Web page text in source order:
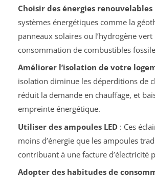
Choisir des énergies renouvelables
systèmes énergétiques comme la
panneaux solaires ou l’hydrogène
consommation de combustibles
Améliorer l’isolation de votre
isolation diminue les déperditions de
réduit la demande en chauffage, et
empreinte énergétique.
Utiliser des ampoules LED: Ces
moins d’énergie que les ampoules
contribuant à une facture d’électricité
Adopter des habitudes de